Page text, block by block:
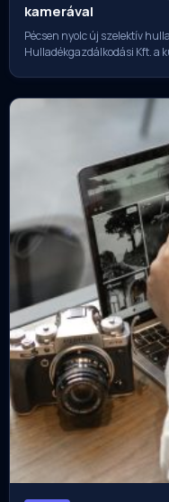
kamerával
Pécsen nyolc új szelektív
Hulladékgazdálkodási Kft. a